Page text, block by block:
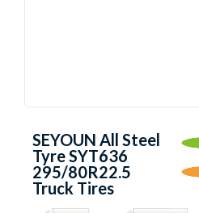
SEYOUN All Steel
Tyre SYT636
295/80R22.5
Truck Tires